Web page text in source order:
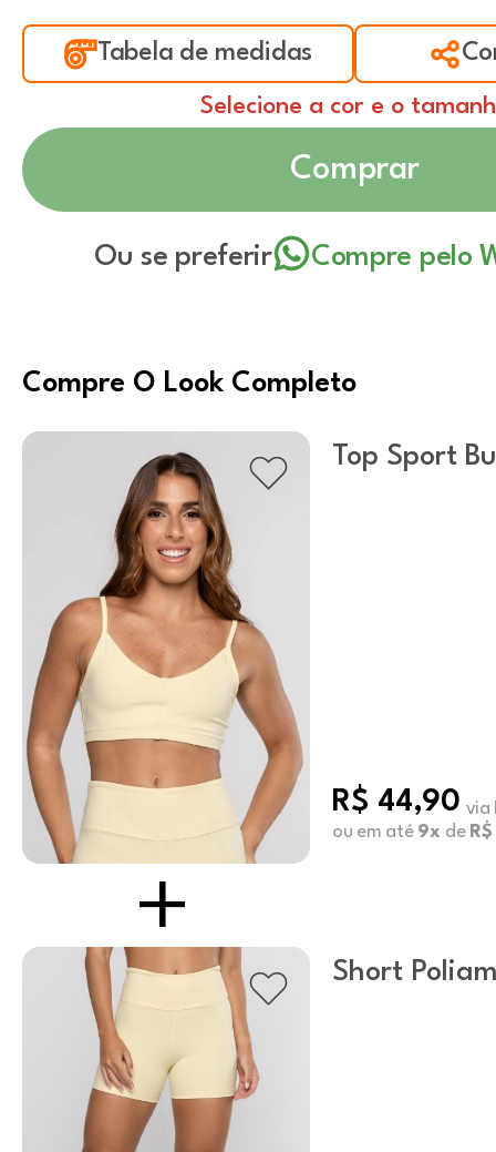
Tabela de medidas
Selecione a cor e o
Comprar
Ou se preferir Compre pelo
Compre O Look Completo
Top Sport
R$ 44,90 via
ou em até 9x de
Short